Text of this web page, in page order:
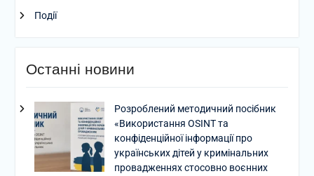
Події
Останні новини
Розроблений методичний посібник
«Використання OSINT та
конфіденційної інформації про
українських дітей у кримінальних
провадженнях стосовно воєнних